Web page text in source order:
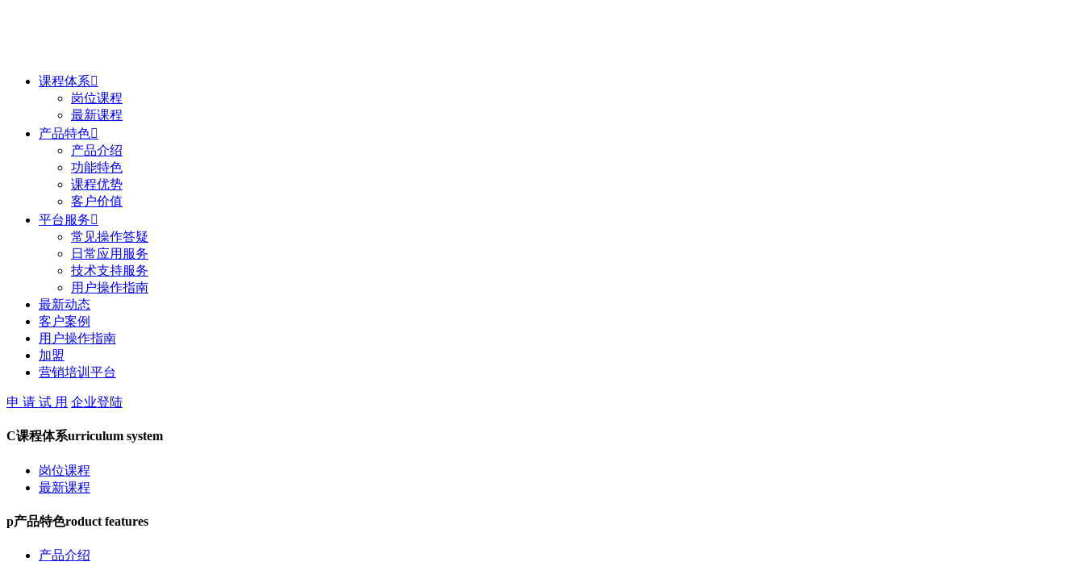
课程体系
岗位课程
最新课程
产品特色
产品介绍
功能特色
课程优势
客户价值
平台服务
常见操作答疑
日常应用服务
技术支持服务
用户操作指南
最新动态
客户案例
用户操作指南
加盟
营销培训平台
申 请 试 用 企业登陆
C课程体系urriculum system
岗位课程
最新课程
p产品特色roduct features
产品介绍